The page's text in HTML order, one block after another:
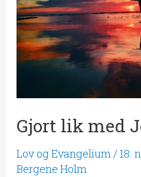
Gjort lik med
Lov og Evangelium/18.
Bergene Holm
Jesus